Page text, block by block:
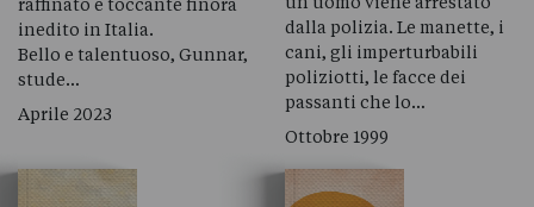
raffinato e toccante finora
inedito in Italia.
Bello e talentuoso, Gunnar,
stude…
Aprile 2023
dalla polizia. Le manette, i
cani, gli imperturbabili
poliziotti, le facce dei
passanti che lo…
Ottobre 1999